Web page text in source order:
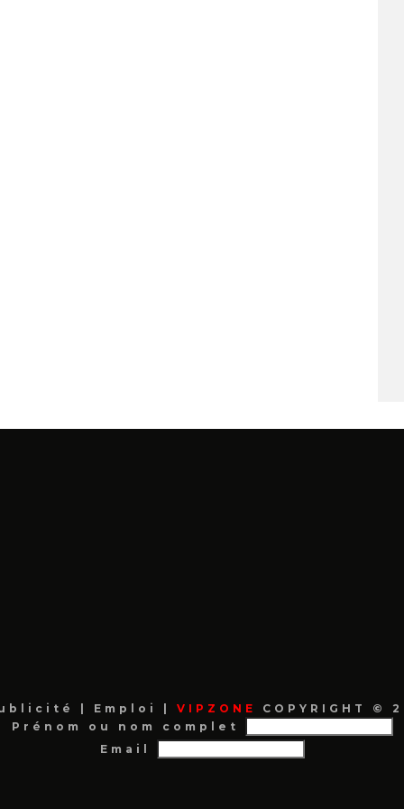
Emploi VIPZONE COPYRIGHT ©
Prénom ou nom complet
Email